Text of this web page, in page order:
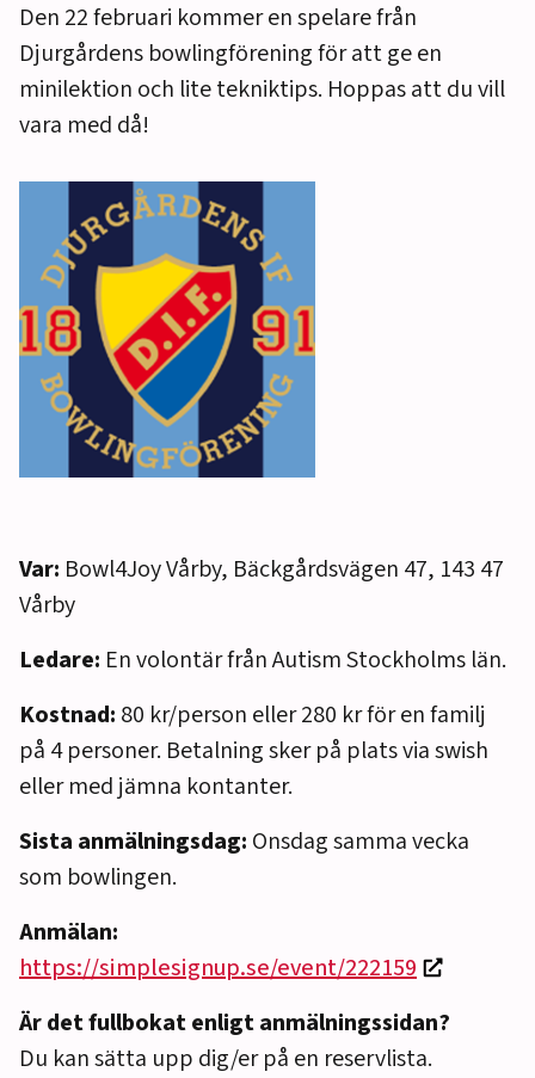
Den 22 februari kommer en spelare från
Djurgårdens bowlingförening för att ge en
minilektion och lite tekniktips. Hoppas att du vill
vara med då!
Var: Bowl4Joy Vårby, Bäckgårdsvägen 47, 143 47
Vårby
Ledare: En volontär från Autism Stockholms län.
Kostnad: 80 kr/person eller 280 kr för en familj
på 4 personer. Betalning sker på plats via swish
eller med jämna kontanter.
Sista anmälningsdag: Onsdag samma vecka
som bowlingen.
Anmälan:
https://simplesignup.se/event/222159
Är det fullbokat enligt anmälningssidan?
Du kan sätta upp dig/er på en reservlista.